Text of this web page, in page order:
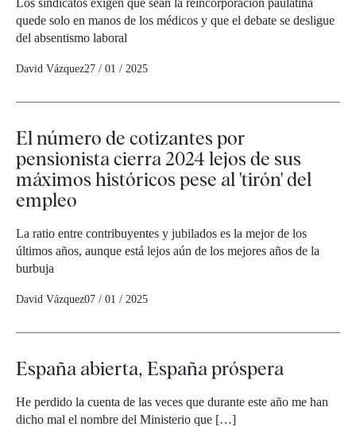
Los sindicatos exigen que sean la reincorporación paulatina
quede solo en manos de los médicos y que el debate se desligue
del absentismo laboral
David Vázquez27 / 01 / 2025
El número de cotizantes por
pensionista cierra 2024 lejos de sus
máximos históricos pese al 'tirón' del
empleo
La ratio entre contribuyentes y jubilados es la mejor de los
últimos años, aunque está lejos aún de los mejores años de la
burbuja
David Vázquez07 / 01 / 2025
España abierta, España próspera
He perdido la cuenta de las veces que durante este año me han
dicho mal el nombre del Ministerio que […]